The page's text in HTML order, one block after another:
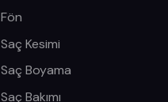
Fön
Saç Kesimi
Saç Boyama
Saç Bakımı